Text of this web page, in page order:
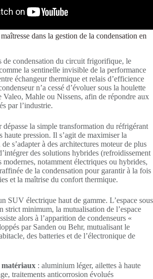
dans la gestion de la condensation en
de condensation du circuit frigorifique, le
la sentinelle invisible de la performance
échangeur thermique et relais d’efficience
n’a cessé d’évoluer sous la houlette
Valeo, Mahle ou Nissens, afin de répondre aux
par l’industrie.
la simple transformation du réfrigérant
haute pression. Il s’agit de maximiser la
s’adapter à des architectures moteur de plus
des solutions hybrides (refroidissement
modernes, notamment électriques ou hybrides,
de la condensation pour garantir à la fois
et la maîtrise du confort thermique.
SUV électrique haut de gamme. L’espace sous
strict minimum, la mutualisation de l’espace
alors à l’apparition de condenseurs «
par Sanden ou Behr, mutualisant le
des batteries et de l’électronique de
: aluminium léger, ailettes à haute
traitements anticorrosion évolués